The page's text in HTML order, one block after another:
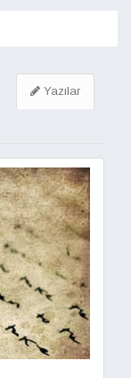
Yazılar